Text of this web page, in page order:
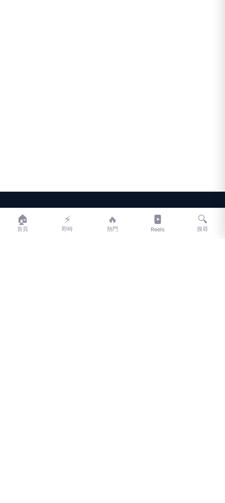
LIFE
LIFE 生活網是台灣領先的生活資訊平台，提供即時新聞、生活、健康、
🏠
首頁
⚡
即時
🔥
熱門 Reels
🔍
搜尋